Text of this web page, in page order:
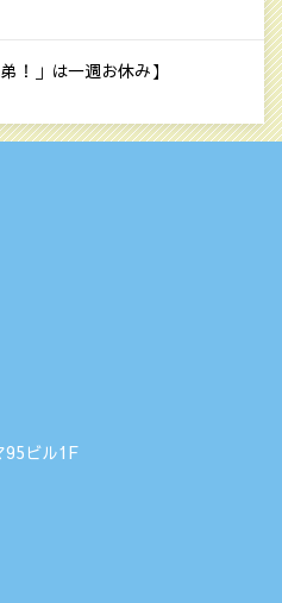
！」は一週お休み】
ビル1F